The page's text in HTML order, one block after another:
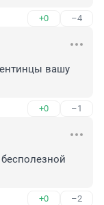
+0 –4
вашу
+0 –1
+0 –2